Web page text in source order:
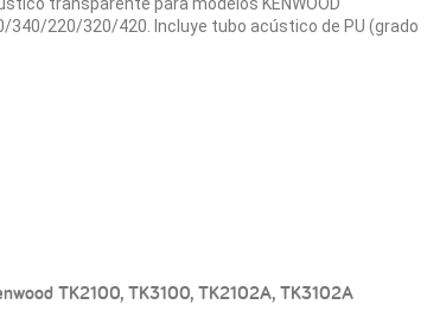
220/320/420. Incluye tubo acústico de PU (grado
TK2100, TK3100, TK2102A, TK3102A